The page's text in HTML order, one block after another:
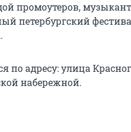
промоутеров,
петербургский
по адресу: улица
набережной.